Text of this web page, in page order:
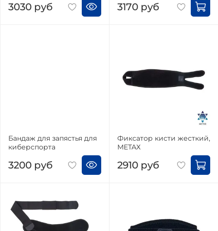
3030 руб 3170 руб
Бандаж для запястья для
киберспорта
3200 руб
Фиксатор кисти жесткий,
МЕТАХ
2910 руб